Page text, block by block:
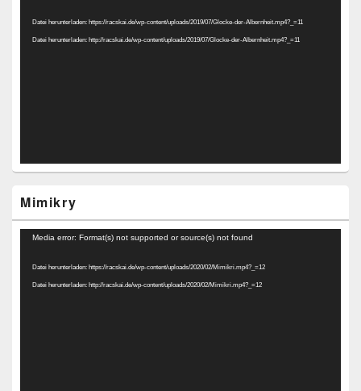
Datei herunterladen: https://racskai.de/wp-content/uploads/2019/07/Glocke-der-Albernheit.mp4?_=11
Datei herunterladen: http://racskai.de/wp-content/uploads/2019/07/Glocke-der-Albernheit.mp4?_=11
Mimikry
Video-
Media error: Format(s) not supported or source(s) not found
Datei herunterladen: https://racskai.de/wp-content/uploads/2020/02/Mimikri.mp4?_=12
Datei herunterladen: http://racskai.de/wp-content/uploads/2020/02/Mimikri.mp4?_=12